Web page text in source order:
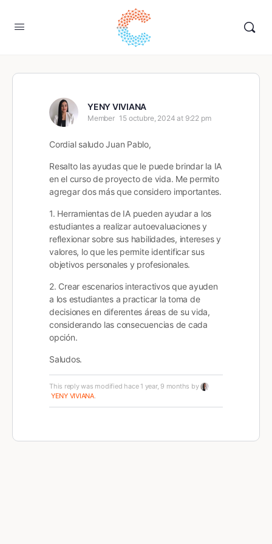
YENY VIVIANA
Member 15 octubre, 2024 at 9:22 pm
Cordial saludo Juan Pablo,
Resalto las ayudas que le puede brindar la IA
en el curso de proyecto de vida. Me permito
agregar dos más que considero importantes.
1. Herramientas de IA pueden ayudar a los
estudiantes a realizar autoevaluaciones y
reflexionar sobre sus habilidades, intereses y
valores, lo que les permite identificar sus
objetivos personales y profesionales.
2. Crear escenarios interactivos que ayuden
a los estudiantes a practicar la toma de
decisiones en diferentes áreas de su vida,
considerando las consecuencias de cada
opción.
Saludos.
This reply was modified hace 1 year, 9 months by
YENY VIVIANA.